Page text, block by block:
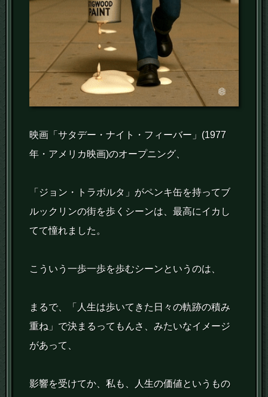
映画「サタデー・ナイト・フィーバー」(1977
年・アメリカ映画)のオープニング、
「ジョン・トラボルタ」がペンキ缶を持ってブ
ルックリンの街を歩くシーンは、最高にイカし
てて憧れました。
こういう一歩一歩を歩むシーンというのは、
まるで、「人生は歩いてきた日々の軌跡の積み
重ね」で決まるってもんさ、みたいなイメージ
があって、
影響を受けてか、私も、人生の価値というもの